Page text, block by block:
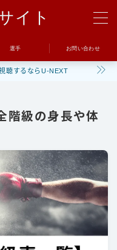
イト
選手 お問い合わせ
聴するならU-NEXT
階級の身長や体